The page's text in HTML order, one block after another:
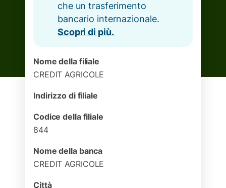
che un trasferimento
bancario internazionale.
Scopri di più.
Nome della filiale
CREDIT AGRICOLE
Indirizzo di filiale
Codice della filiale
844
Nome della banca
CREDIT AGRICOLE
Città